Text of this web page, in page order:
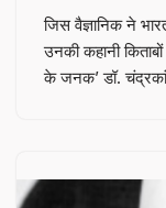
जिस वैज्ञानिक ने
उनकी कहानी
के जनक’ डॉ.